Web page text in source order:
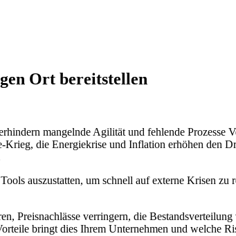
Ort bereitstellen
mangelnde Agilität und fehlende Prozesse
die Energiekrise und Inflation erhöhen den
auszustatten, um schnell auf externe Krisen
Preisnachlässe verringern, die
bringt dies Ihrem Unternehmen und welche